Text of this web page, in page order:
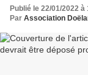
Publié le 22/01/2022 à
Par Association